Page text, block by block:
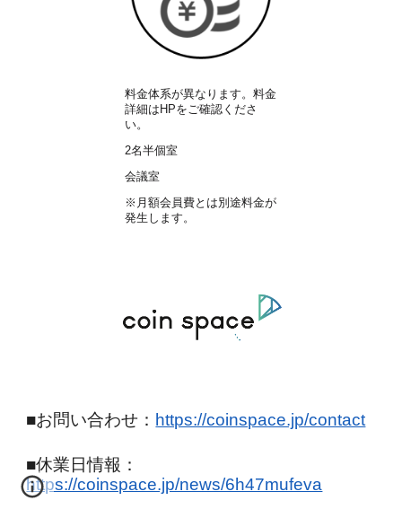
料金体系が異なります。料金
詳細はHPをご確認くださ
い。
2名半個室
会議室
※月額会員費とは別途料金が
発生します。
■お問い合わせ： https://coinspace.jp/contact
■休業日情報 ：
https://coinspace.jp/news/6h47mufeva